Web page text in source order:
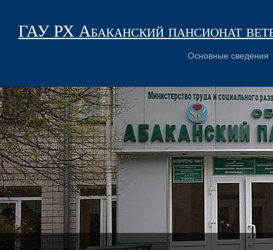
ГАУ РХ Абаканский пансионат
Основные сведения